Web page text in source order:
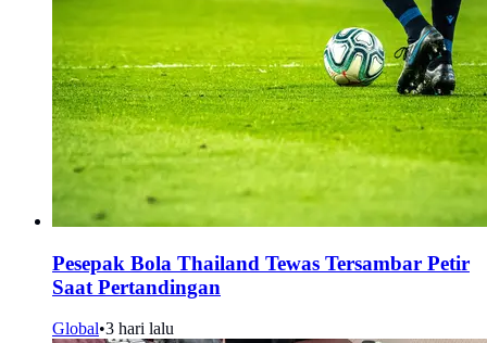
Pesepak Bola Thailand Tewas Tersambar Petir
Saat Pertandingan
Global•3 hari lalu